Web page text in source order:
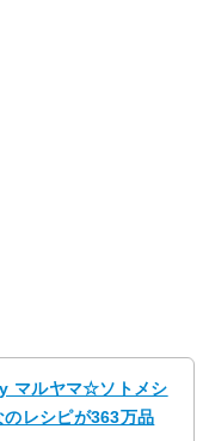
マルヤマ☆ソトメシ
のレシピが363万品